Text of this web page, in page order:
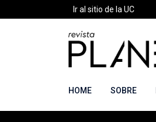
Ir al sitio de la UC
HOME SOBRE